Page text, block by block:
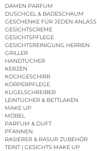
DAMEN PARFUM
DUSCHGEL & BADESCHAUM
GESCHENKE FÜR JEDEN ANLASS
GESICHTSCREME
GESICHTSPFLEGE
GESICHTSREINIGUNG HERREN
GRILLER
HANDTÜCHER
KERZEN
KOCHGESCHIRR
KÖRPERPFLEGE
KUGELSCHREIBER
LEINTÜCHER & BETTLAKEN
MAKE UP
MÖBEL
PARFUM & DUFT
PFANNEN
RASIERER & RASUR ZUBEHÖR
TEINT | GESICHTS MAKE UP